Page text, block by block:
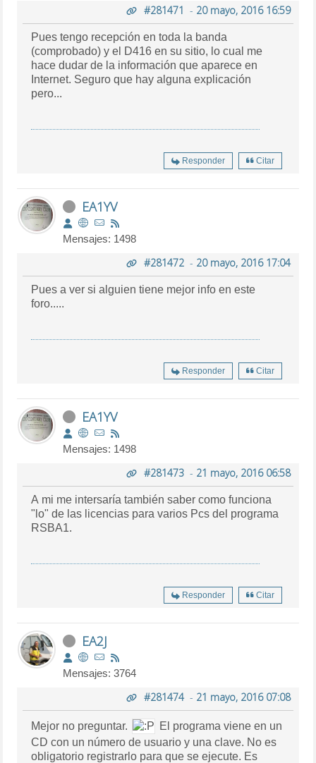
#281471 - 20 mayo, 2016 16:59
Pues tengo recepción en toda la banda
(comprobado) y el D416 en su sitio, lo cual me
hace dudar de la información que aparece en
Internet. Seguro que hay alguna explicación
pero...
Responder Citar
EA1YV
Mensajes: 1498
#281472- 20 mayo, 2016 17:04
Pues a ver si alguien tiene mejor info en este
foro.....
Responder Citar
EA1YV
Mensajes: 1498
#281473- 21 mayo, 2016 06:58
A mi me intersaría también saber como funciona
"lo" de las licencias para varios Pcs del programa
RSBA1.
Responder Citar
EA2J
Mensajes: 3764
#281474- 21 mayo, 2016 07:08
Mejor no preguntar.
El programa viene en un
CD con un número de usuario y una clave. No es
obligatorio registrarlo para que se ejecute. Es